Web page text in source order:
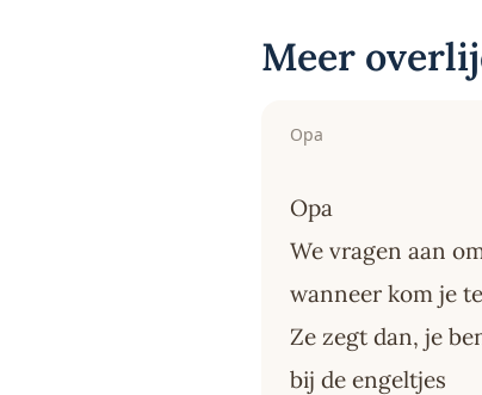
Meer
Opa
Opa
We vragen aan
wanneer kom je
Ze zegt dan, je
bij de engeltjes